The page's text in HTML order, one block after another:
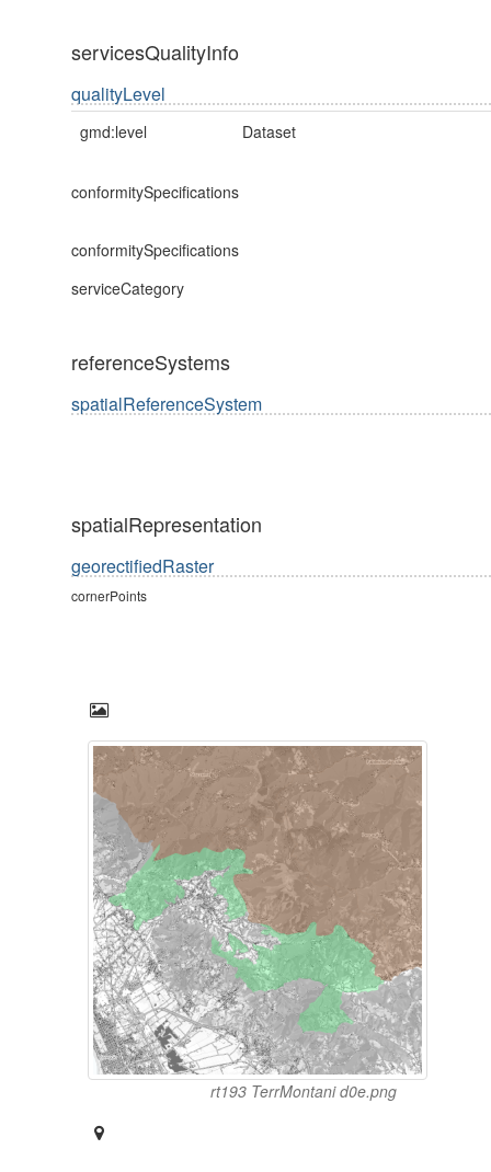
servicesQualityInfo
qualityLevel
gmd:level Dataset
conformitySpecifications
conformitySpecifications
serviceCategory
referenceSystems
spatialReferenceSystem
spatialRepresentation
georectifiedRaster
cornerPoints
rt193 TerrMontani d0e.png